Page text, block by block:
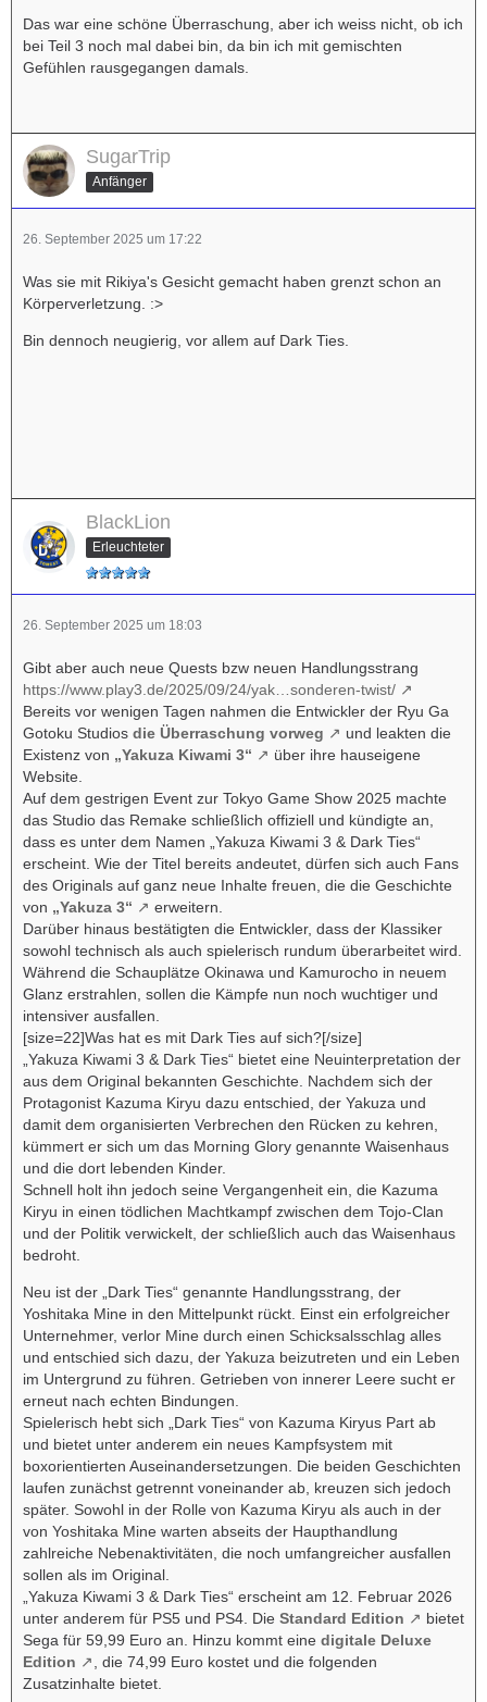
Das war eine schöne Überraschung, aber ich weiss nicht, ob ich
bei Teil 3 noch mal dabei bin, da bin ich mit gemischten
Gefühlen rausgegangen damals.
SugarTrip
Anfänger
26. September 2025 um 17:22
Was sie mit Rikiya's Gesicht gemacht haben grenzt schon an
Körperverletzung. :>
Bin dennoch neugierig, vor allem auf Dark Ties.
BlackLion
Erleuchteter
26. September 2025 um 18:03
Gibt aber auch neue Quests bzw neuen Handlungsstrang
https://www.play3.de/2025/09/24/yak…sonderen-twist/
Bereits vor wenigen Tagen nahmen die Entwickler der Ryu Ga
Gotoku Studios die Überraschung vorweg
und leakten die
Existenz von „Yakuza Kiwami 3“
über ihre hauseigene
Website.
Auf dem gestrigen Event zur Tokyo Game Show 2025 machte
das Studio das Remake schließlich offiziell und kündigte an,
dass es unter dem Namen „Yakuza Kiwami 3 & Dark Ties“
erscheint. Wie der Titel bereits andeutet, dürfen sich auch Fans
des Originals auf ganz neue Inhalte freuen, die die Geschichte
von „Yakuza 3“
erweitern.
Darüber hinaus bestätigten die Entwickler, dass der Klassiker
sowohl technisch als auch spielerisch rundum überarbeitet wird.
Während die Schauplätze Okinawa und Kamurocho in neuem
Glanz erstrahlen, sollen die Kämpfe nun noch wuchtiger und
intensiver ausfallen.
[size=22]Was hat es mit Dark Ties auf sich?[/size]
„Yakuza Kiwami 3 & Dark Ties“ bietet eine Neuinterpretation der
aus dem Original bekannten Geschichte. Nachdem sich der
Protagonist Kazuma Kiryu dazu entschied, der Yakuza und
damit dem organisierten Verbrechen den Rücken zu kehren,
kümmert er sich um das Morning Glory genannte Waisenhaus
und die dort lebenden Kinder.
Schnell holt ihn jedoch seine Vergangenheit ein, die Kazuma
Kiryu in einen tödlichen Machtkampf zwischen dem Tojo-Clan
und der Politik verwickelt, der schließlich auch das Waisenhaus
bedroht.
Neu ist der „Dark Ties“ genannte Handlungsstrang, der
Yoshitaka Mine in den Mittelpunkt rückt. Einst ein erfolgreicher
Unternehmer, verlor Mine durch einen Schicksalsschlag alles
und entschied sich dazu, der Yakuza beizutreten und ein Leben
im Untergrund zu führen. Getrieben von innerer Leere sucht er
erneut nach echten Bindungen.
Spielerisch hebt sich „Dark Ties“ von Kazuma Kiryus Part ab
und bietet unter anderem ein neues Kampfsystem mit
boxorientierten Auseinandersetzungen. Die beiden Geschichten
laufen zunächst getrennt voneinander ab, kreuzen sich jedoch
später. Sowohl in der Rolle von Kazuma Kiryu als auch in der
von Yoshitaka Mine warten abseits der Haupthandlung
zahlreiche Nebenaktivitäten, die noch umfangreicher ausfallen
sollen als im Original.
„Yakuza Kiwami 3 & Dark Ties“ erscheint am 12. Februar 2026
unter anderem für PS5 und PS4. Die Standard Edition
bietet
Sega für 59,99 Euro an. Hinzu kommt eine digitale Deluxe
Edition
, die 74,99 Euro kostet und die folgenden
Zusatzinhalte bietet.